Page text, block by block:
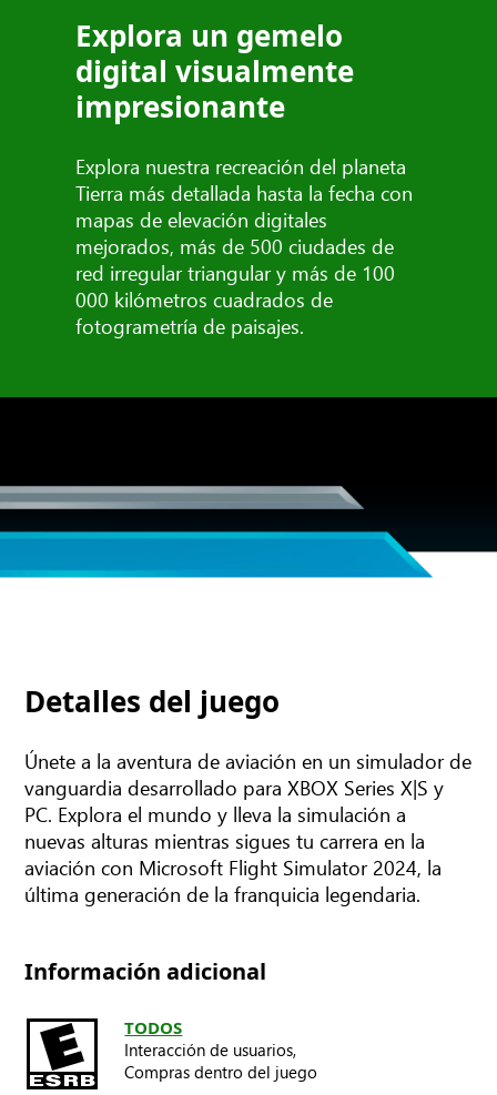
Explora un gemelo
digital visualmente
impresionante
Explora nuestra recreación del planeta
Tierra más detallada hasta la fecha con
mapas de elevación digitales
mejorados, más de 500 ciudades de
red irregular triangular y más de 100
000 kilómetros cuadrados de
fotogrametría de paisajes.
Detalles del juego
Únete a la aventura de aviación en un simulador de
vanguardia desarrollado para XBOX Series X|S y
PC. Explora el mundo y lleva la simulación a
nuevas alturas mientras sigues tu carrera en la
aviación con Microsoft Flight Simulator 2024, la
última generación de la franquicia legendaria.
Información adicional
TODOS
Interacción de usuarios,
Compras dentro del juego